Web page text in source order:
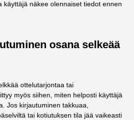
käyttäjä näkee olennaiset tiedot ennen
osana selkeää
ottelutarjontaa tai
myös siihen, miten helposti käyttäjä
Jos kirjautuminen takkuaa,
tai kotiutuksen tila jää vaikeasti